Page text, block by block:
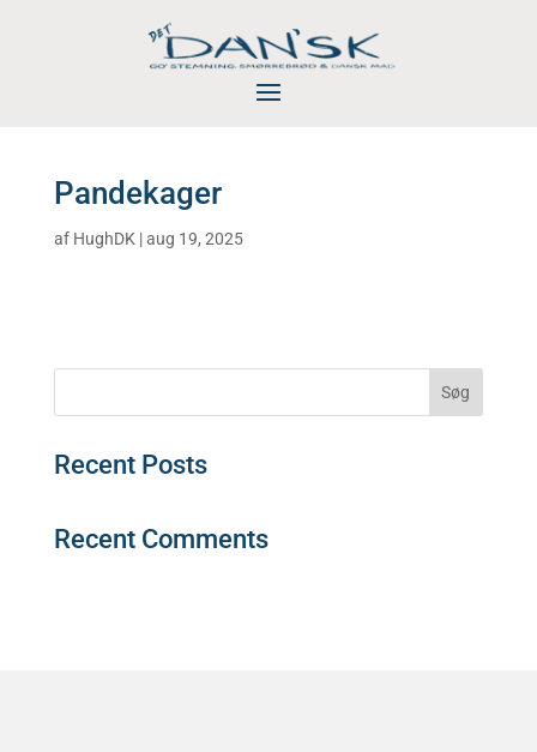
Pandekager
af HughDK|aug 19, 2025
Søg
Recent Posts
Recent Comments